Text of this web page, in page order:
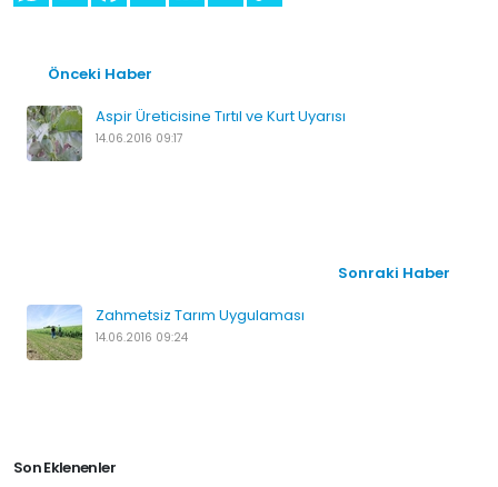
Önceki Haber
Aspir Üreticisine Tırtıl ve Kurt Uyarısı
14.06.2016 09:17
Sonraki Haber
Zahmetsiz Tarım Uygulaması
14.06.2016 09:24
Son Eklenenler